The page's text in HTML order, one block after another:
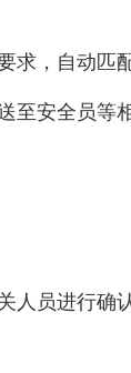
求，自动匹
至安全员等
人员进行确